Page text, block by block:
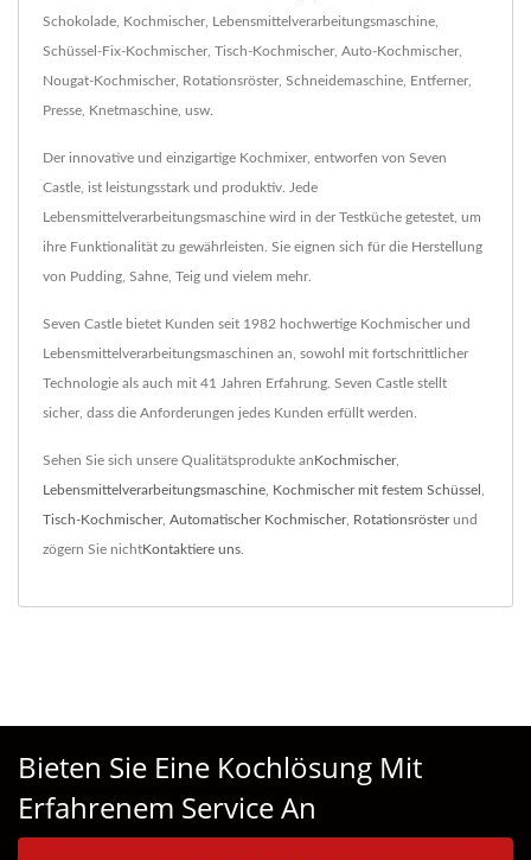
Schokolade, Kochmischer, Lebensmittelverarbeitungsmaschine,
Schüssel-Fix-Kochmischer, Tisch-Kochmischer, Auto-Kochmischer,
Nougat-Kochmischer, Rotationsröster, Schneidemaschine, Entferner,
Presse, Knetmaschine, usw.
Der innovative und einzigartige Kochmixer, entworfen von Seven
Castle, ist leistungsstark und produktiv. Jede
Lebensmittelverarbeitungsmaschine wird in der Testküche getestet, um
ihre Funktionalität zu gewährleisten. Sie eignen sich für die Herstellung
von Pudding, Sahne, Teig und vielem mehr.
Seven Castle bietet Kunden seit 1982 hochwertige Kochmischer und
Lebensmittelverarbeitungsmaschinen an, sowohl mit fortschrittlicher
Technologie als auch mit 41 Jahren Erfahrung. Seven Castle stellt
sicher, dass die Anforderungen jedes Kunden erfüllt werden.
Sehen Sie sich unsere Qualitätsprodukte anKochmischer,
Lebensmittelverarbeitungsmaschine Kochmischer mit festem Schüssel
Tisch-Kochmischer, Automatischer Kochmischer, Rotationsrösterund
zögern Sie nichtKontaktiere uns
Bieten Sie Eine Kochlösung Mit
Erfahrenem Service An